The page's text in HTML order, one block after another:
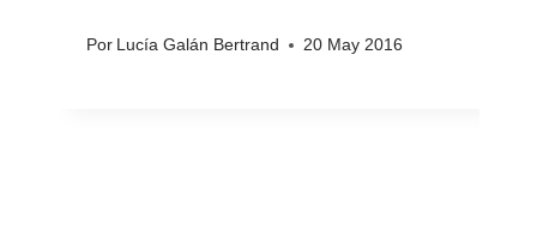
Por Lucía Galán Bertrand 20 May 2016